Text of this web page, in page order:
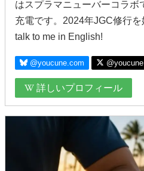
はスプラマニューバーコラボ
充電です。2024年JGC修行
talk to me in English!
@youcune.com @youcune
詳しいプロフィール